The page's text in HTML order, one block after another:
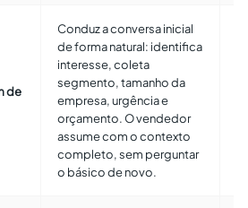
de
Conduz a conversa inicial
de forma natural: identifica
interesse, coleta
segmento, tamanho da
empresa, urgência e
orçamento. O vendedor
assume com o contexto
completo, sem perguntar
o básico de novo.